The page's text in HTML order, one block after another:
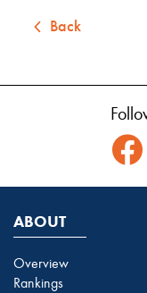
Back
ABOUT
Overview
Rankings